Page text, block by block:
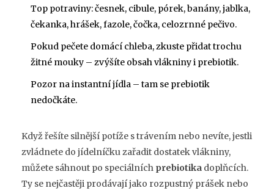
Top potraviny: česnek, cibule, pórek, banány, jablka,
čekanka, hrášek, fazole, čočka, celozrnné pečivo.
Pokud pečete domácí chleba, zkuste přidat trochu
žitné mouky – zvýšíte obsah vlákniny i prebiotik.
Pozor na instantní jídla – tam se prebiotik
nedočkáte.
Když řešíte silnější potíže s trávením nebo nevíte, jestli
zvládnete do jídelníčku zařadit dostatek vlákniny,
můžete sáhnout po speciálních prebiotika doplňcích.
Ty se nejčastěji prodávají jako rozpustný prášek nebo